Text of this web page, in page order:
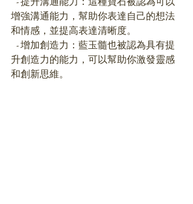
增強溝通能力，幫助你表達自己的想法
和情感，並提高表達清晰度。
升創造力的能力，可以幫助你激發靈感
和創新思維。